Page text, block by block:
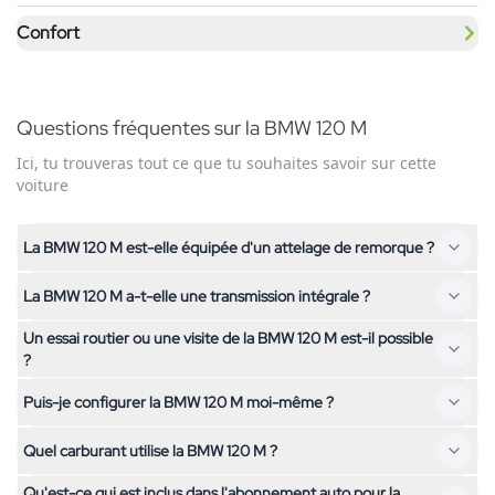
Confort
Questions fréquentes sur la BMW 120 M
Ici, tu trouveras tout ce que tu souhaites savoir sur cette
voiture
La BMW 120 M est-elle équipée d'un attelage de remorque ?
Non, la BMW 120 M n'est pas équipée d'un attelage de
remorque. Si tu as besoin d'un attelage, contacte-nous – nous
t'aiderons à trouver un véhicule adapté.
La BMW 120 M a-t-elle une transmission intégrale ?
Non, la BMW 120 M a une traction avant. Si tu cherches un
autres modèles.
Un essai routier ou une visite de la BMW 120 M est-il possible
?
Oui, une visite de la BMW 120 M est possible sur rendez-vous
un rendez-vous.
Puis-je configurer la BMW 120 M moi-même ?
La configuration de la BMW 120 M est simple : choisis ton
forfait kilométrique et la durée souhaités. Tu peux voir le prix
Quel carburant utilise la BMW 120 M ?